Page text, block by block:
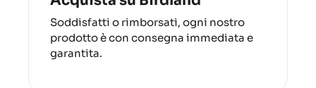
Soddisfatti o rimborsati, ogni nostro
prodotto è con consegna immediata e
garantita.